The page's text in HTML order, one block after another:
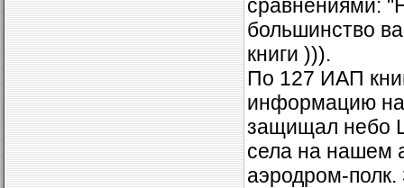
сравнениями:
большинство
книги ))).
По 127 ИАП
информацию на
защищал небо
села на нашем
аэродром-полк.